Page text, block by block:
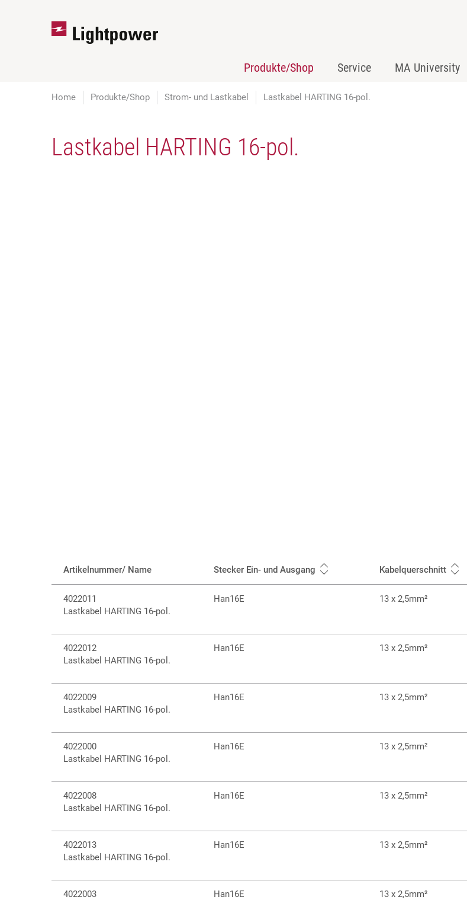
Produkte/Shop Service MA University
Home Produkte/Shop Strom- und Lastkabel Lastkabel HARTING 16-pol.
Lastkabel HARTING 16-pol.
Artikelnummer/ Name Stecker Ein- und Ausgang Kabelquerschnitt
4022011
Lastkabel HARTING 16-pol.
Han16E 13 x 2,5mm²
4022012
Lastkabel HARTING 16-pol.
Han16E 13 x 2,5mm²
4022009
Lastkabel HARTING 16-pol.
Han16E 13 x 2,5mm²
4022000
Lastkabel HARTING 16-pol.
Han16E 13 x 2,5mm²
4022008
Lastkabel HARTING 16-pol.
Han16E 13 x 2,5mm²
4022013
Lastkabel HARTING 16-pol.
Han16E 13 x 2,5mm²
4022003
Han16E 13 x 2,5mm²